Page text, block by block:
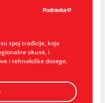
spoj tradicije, koja
okuse, i
i tehnološke dosege.